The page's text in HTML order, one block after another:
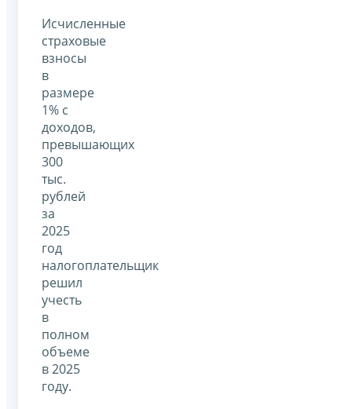
Исчисленные
страховые
взносы
в
размере
1% с
доходов,
превышающих
300
тыс.
рублей
за
2025
год
налогоплательщик
решил
учесть
в
полном
объеме
в 2025
году.